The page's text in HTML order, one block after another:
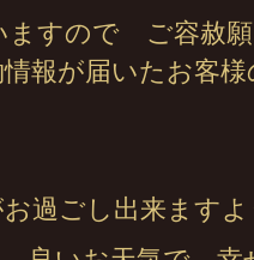
すので ご容赦
報が届いたお客
ごし出来ますよ